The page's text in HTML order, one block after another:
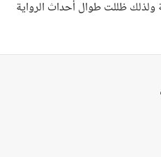
ولذلك ظللت طوال أحداث الرواية